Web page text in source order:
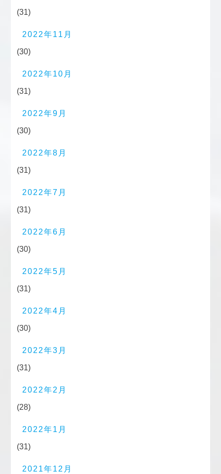
(31)
2022年11月
(30)
2022年10月
(31)
2022年9月
(30)
2022年8月
(31)
2022年7月
(31)
2022年6月
(30)
2022年5月
(31)
2022年4月
(30)
2022年3月
(31)
2022年2月
(28)
2022年1月
(31)
2021年12月